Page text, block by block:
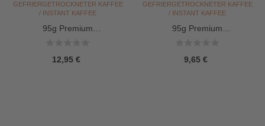
GEFRIERGETROCKNETER KAFFEE
/ INSTANT KAFFEE
95g Premium
12,95 €
GEFRIERGETROCKNETER KAFFEE
/ INSTANT KAFFEE
95g Premium
9,65 €